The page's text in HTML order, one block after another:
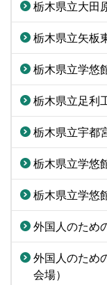
栃木県立大田
栃木県立矢板
栃木県立学悠
栃木県立足利
栃木県立宇都
栃木県立学悠
栃木県立学悠
外国人のため
外国人のため
会場）